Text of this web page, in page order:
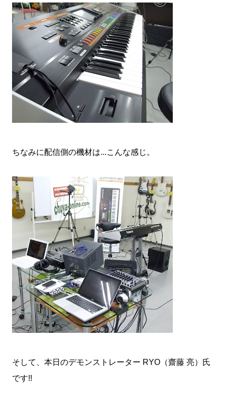
ちなみに配信側の機材は...こんな感じ。
そして、本日のデモンストレーター RYO（齋藤 亮）氏
です!!